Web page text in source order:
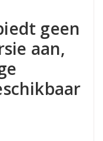
geen
aan,